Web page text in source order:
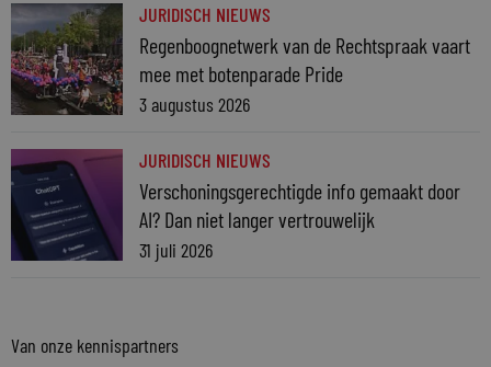
JURIDISCH NIEUWS
Regenboognetwerk van de Rechtspraak vaart
mee met botenparade Pride
3 augustus 2026
JURIDISCH NIEUWS
Verschoningsgerechtigde info gemaakt door
AI? Dan niet langer vertrouwelijk
31 juli 2026
Van onze kennispartners